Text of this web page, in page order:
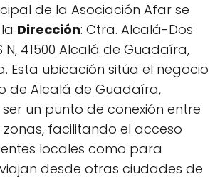
de la Asociación Afar se
Dirección: Ctra. Alcalá-Dos
N, 41500 Alcalá de Guadaíra,
Esta ubicación sitúa el negocio
de Alcalá de Guadaíra,
un punto de conexión entre
zonas, facilitando el acceso
locales como para
desde otras ciudades de